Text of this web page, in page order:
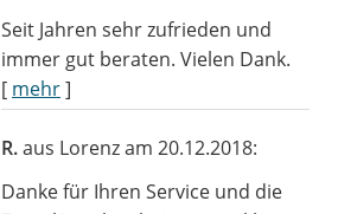
Seit Jahren sehr zufrieden und
immer gut beraten. Vielen Dank.
[ mehr]
R.aus Lorenzam 20.12.2018:
Danke für Ihren Service und die